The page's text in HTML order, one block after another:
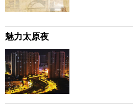
魅力太原夜